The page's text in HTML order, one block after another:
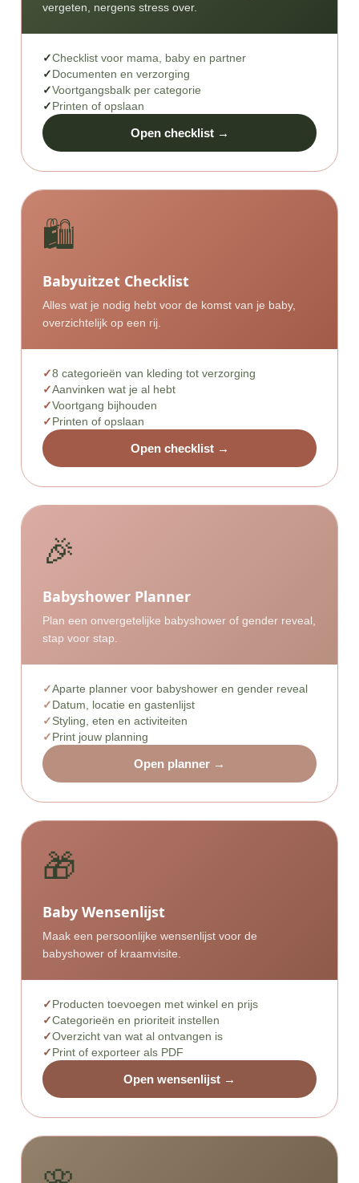
vergeten, nergens stress over.
Checklist voor mama, baby en partner
Documenten en verzorging
Voortgangsbalk per categorie
Printen of opslaan
Open checklist →
🛍️
Babyuitzet Checklist
Alles wat je nodig hebt voor de komst van je baby,
overzichtelijk op een rij.
8 categorieën van kleding tot verzorging
Aanvinken wat je al hebt
Voortgang bijhouden
Printen of opslaan
Open checklist →
🎉
Babyshower Planner
Plan een onvergetelijke babyshower of gender reveal,
stap voor stap.
Aparte planner voor babyshower en gender reveal
Datum, locatie en gastenlijst
Styling, eten en activiteiten
Print jouw planning
Open planner →
🎁
Baby Wensenlijst
Maak een persoonlijke wensenlijst voor de
babyshower of kraamvisite.
Producten toevoegen met winkel en prijs
Categorieën en prioriteit instellen
Overzicht van wat al ontvangen is
Print of exporteer als PDF
Open wensenlijst →